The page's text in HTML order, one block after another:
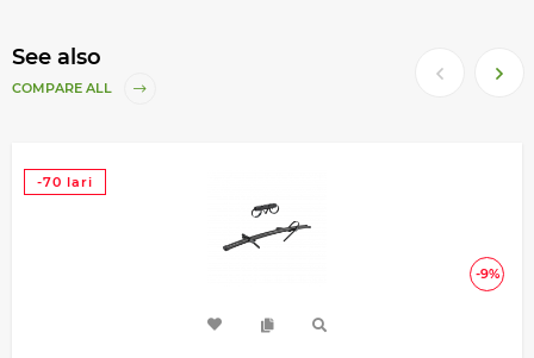
See also
COMPARE ALL
-9%
-70 lari